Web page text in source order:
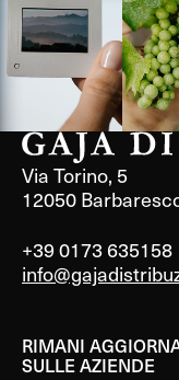
Via Torino, 5
12050
+39 0173 635158
RIMANI
SULLE AZIENDE